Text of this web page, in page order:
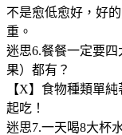
不是愈低愈好，好
重。
迷思6.餐餐一定要
果）都有？
【X】食物種類單
起吃！
迷思7.一天喝8大杯